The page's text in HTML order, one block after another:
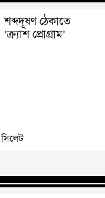
শব্দদূষণ ঠেকাতে
‘ক্র্যাশ প্রোগ্রাম’
সিলেট